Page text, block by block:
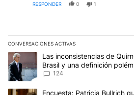
RESPONDER 0 1
CONVERSACIONES ACTIVAS
Este listado muestra los artículos con
Un artículo de tendencia con el título
Las inconsistencias de
Brasil y una definición
concepto antiguo"
124
Un artículo de tendencia con el título
Encuesta: Patricia Bullrich